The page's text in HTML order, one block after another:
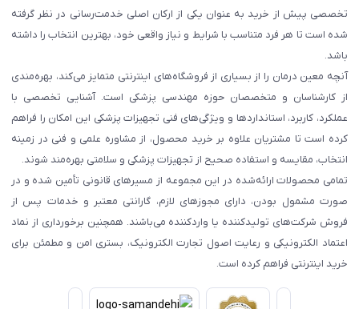
تخصصی پیش از خرید به عنوان یکی از ارکان اصلی خدمت‌رسانی در نظر گرفته
شده است تا هر فرد متناسب با شرایط و نیاز واقعی خود، بهترین انتخاب را داشته
باشد.
آنچه معین درمان را از بسیاری از فروشگاه‌های اینترنتی متمایز می‌کند، بهره‌مندی
از کارشناسان و متخصصان حوزه مهندسی پزشکی است. آشنایی تخصصی با
عملکرد، کاربرد، استانداردها و ویژگی‌های فنی تجهیزات پزشکی این امکان را فراهم
کرده است تا مشتریان علاوه بر خرید محصول، از مشاوره علمی و فنی در زمینه
انتخاب، مقایسه و استفاده صحیح از تجهیزات پزشکی و سلامتی بهره‌مند شوند.
تمامی محصولات ارائه‌شده در این مجموعه از مسیرهای قانونی تأمین شده و در
صورت مشمول بودن، دارای مجوزهای لازم، گارانتی معتبر و خدمات پس از
فروش شرکت‌های تولیدکننده یا واردکننده می‌باشند. همچنین برخورداری از نماد
اعتماد الکترونیکی و رعایت اصول تجارت الکترونیک، بستری امن و مطمئن برای
خرید اینترنتی فراهم کرده است.